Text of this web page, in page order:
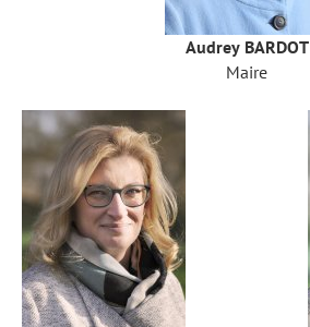
Audrey BARDOT
Maire